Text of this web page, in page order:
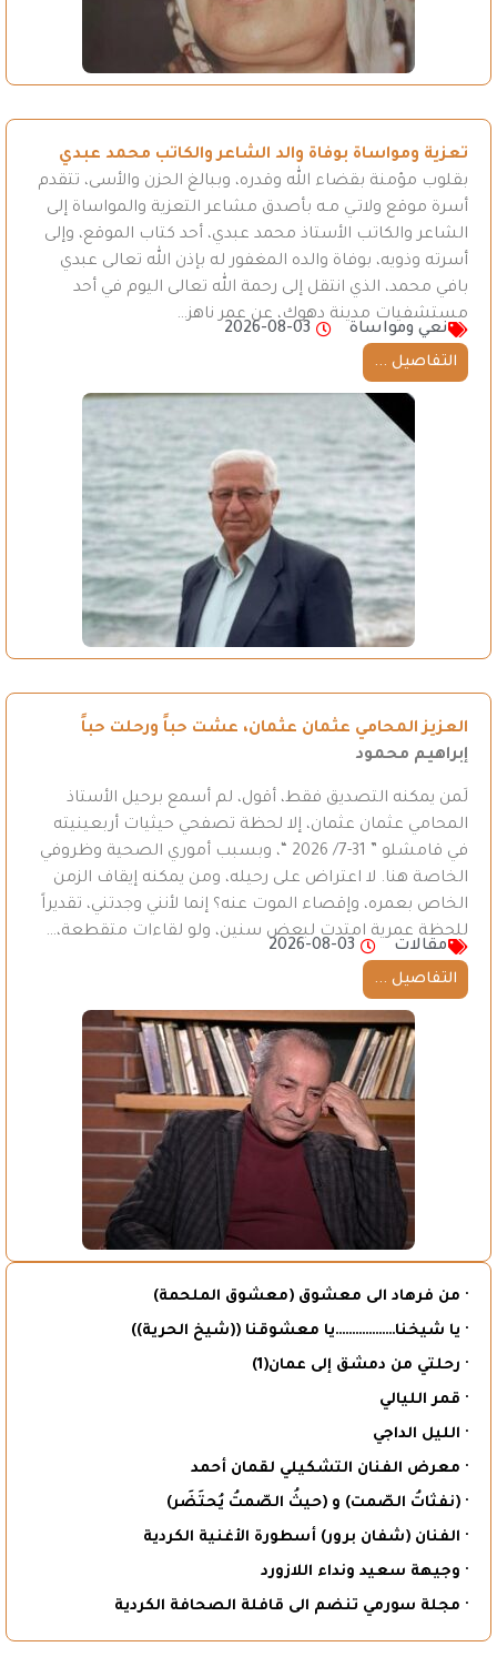
تعزية ومواساة بوفاة والد الشاعر والكاتب محمد عبدي
بقلوب مؤمنة بقضاء الله وقدره، وببالغ الحزن والأسى، تتقدم
أسرة موقع ولاتـي مـه بأصدق مشاعر التعزية والمواساة إلى
الشاعر والكاتب الأستاذ محمد عبدي، أحد كتاب الموقع، وإلى
أسرته وذويه، بوفاة والده المغفور له بإذن الله تعالى عبدي
بافي محمد، الذي انتقل إلى رحمة الله تعالى اليوم في أحد
مستشفيات مدينة دهوك، عن عمر ناهز…
نعي ومواساة
2026-08-03
التفاصيل ...
العزيز المحامي عثمان عثمان، عشت حباً ورحلت حباً
إبراهيم محمود
لَمن يمكنه التصديق فقط، أقول، لم أسمع برحيل الأستاذ
المحامي عثمان عثمان، إلا لحظة تصفحي حيثيات أربعينيته
في قامشلو ” 31-7/ 2026 “، وبسبب أموري الصحية وظروفي
الخاصة هنا. لا اعتراض على رحيله، ومن يمكنه إيقاف الزمن
الخاص بعمره، وإقصاء الموت عنه؟ إنما لأنني وجدتني، تقديراً
للحظة عمرية امتدت لبعض سنين، ولو لقاءات متقطعة،…
مقالات
2026-08-03
التفاصيل ...
· من فرهاد الى معشوق (معشوق الملحمة)
· يا شيخنا………………يا معشوقنا ((شيخ الحرية))
· رحلتي من دمشق إلى عمان(1)
· قمر الليالي
· الليل الداجي
· معرض الفنان التشكيلي لقمان أحمد
· (نفثاتُ الصّمت) و (حيثُ الصّمتُ يُحتَضَر)
· الفنان (شفان برور) أسطورة الأغنية الكردية
· وجيهة سعيد ونداء اللازورد
· مجلة سورمي تنضم الى قافلة الصحافة الكردية